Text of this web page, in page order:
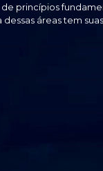
princípios
áreas tem